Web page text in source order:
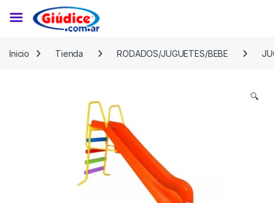
Inicio
Tienda RODADOS/JUGUETES/BEBE
🔍